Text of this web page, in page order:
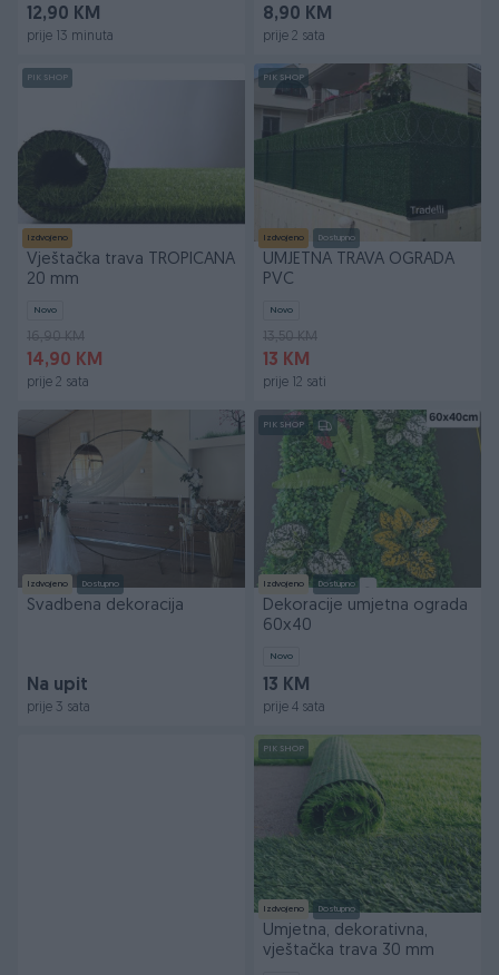
12,90 KM
prije 13 minuta
8,90 KM
prije 2 sata
PIK SHOP
Izdvojeno
Vještačka trava TROPICANA
20 mm
Novo
16,90 KM
14,90 KM
prije 2 sata
PIK SHOP
Izdvojeno Dostupno
UMJETNA TRAVA OGRADA
PVC
Novo
13,50 KM
13 KM
prije 12 sati
Izdvojeno Dostupno
Svadbena dekoracija
Na upit
prije 3 sata
PIK SHOP
Izdvojeno Dostupno
Dekoracije umjetna ograda
60x40
Novo
13 KM
prije 4 sata
PIK SHOP
Izdvojeno Dostupno
Umjetna, dekorativna,
vještačka trava 30 mm